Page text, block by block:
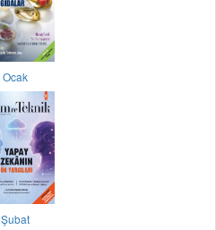
Ocak
Şubat